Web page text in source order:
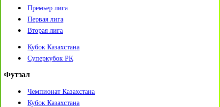
Премьер лига
Первая лига
Вторая лига
Кубок Казахстана
Суперкубок РК
Футзал
Чемпионат Казахстана
Кубок Казахстана